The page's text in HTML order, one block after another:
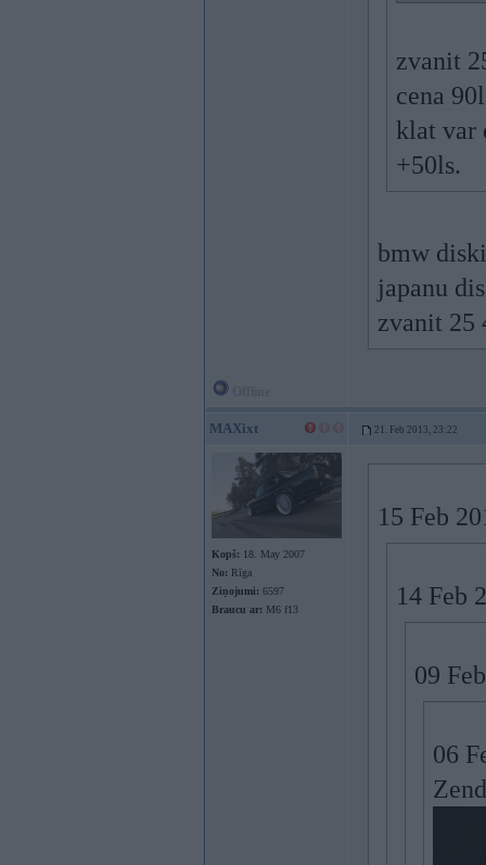
zvanit
cena
klat var
+50ls.
bmw
japanu
zvanit 25
MAXixt 21. Feb 2013, 23:22
Kopš: 18. May 2007
No: Rīga
Ziņojumi: 6597
Braucu ar: M6 f13
15 Feb
14 Feb
09
06